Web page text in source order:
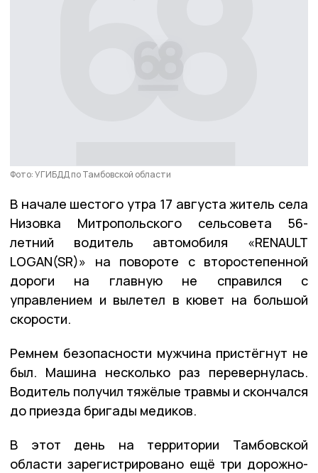
Фото: УГИБДД по Тамбовской области
В начале шестого утра 17 августа житель села
Низовка Митропольского сельсовета 56-
летний водитель автомобиля «RENAULT
LOGAN(SR)» на повороте с второстепенной
дороги на главную не справился с
управлением и вылетел в кювет на большой
скорости.
Ремнем безопасности мужчина пристёгнут не
был. Машина несколько раз перевернулась.
Водитель получил тяжёлые травмы и скончался
до приезда бригады медиков.
В этот день на территории Тамбовской
области зарегистрировано ещё три дорожно-